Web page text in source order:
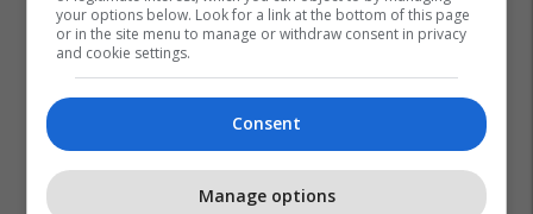
Romak Zeqiri Lavdim Pireva
Arena E Yjeve
your options below. Look for a link at the bottom of this page
or in the site menu to manage or withdraw consent in privacy
and cookie settings.
Consent
Manage options